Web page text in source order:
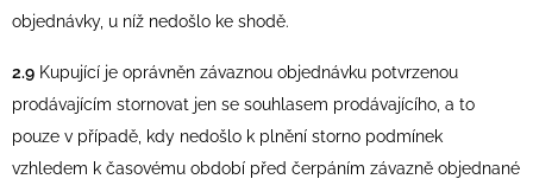
objednávky, u níž nedošlo ke shodě.
2.9 Kupující je oprávněn závaznou objednávku potvrzenou
prodávajícím stornovat jen se souhlasem prodávajícího, a to
pouze v případě, kdy nedošlo k plnění storno podmínek
vzhledem k časovému období před čerpáním závazně objednané